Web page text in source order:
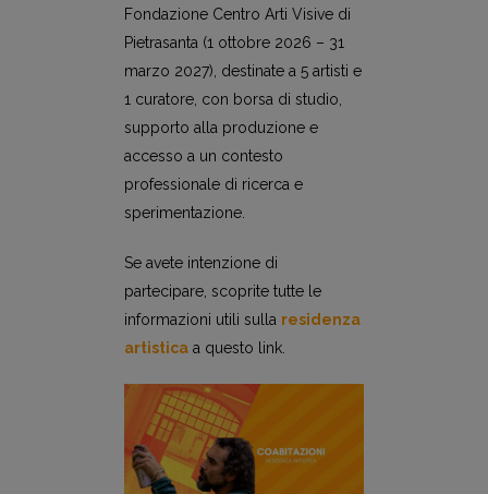
Fondazione Centro Arti Visive di
Pietrasanta (1 ottobre 2026 – 31
marzo 2027), destinate a 5 artisti e
1 curatore, con borsa di studio,
supporto alla produzione e
accesso a un contesto
professionale di ricerca e
sperimentazione.
Se avete intenzione di
partecipare, scoprite tutte le
informazioni utili sulla residenza
artisticaa questo link.